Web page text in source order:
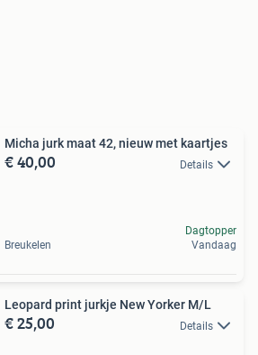
Micha jurk maat 42, nieuw met kaartjes
€ 40,00 Details
Breukelen
Dagtopper
Vandaag
Leopard print jurkje New Yorker M/L
€ 25,00 Details